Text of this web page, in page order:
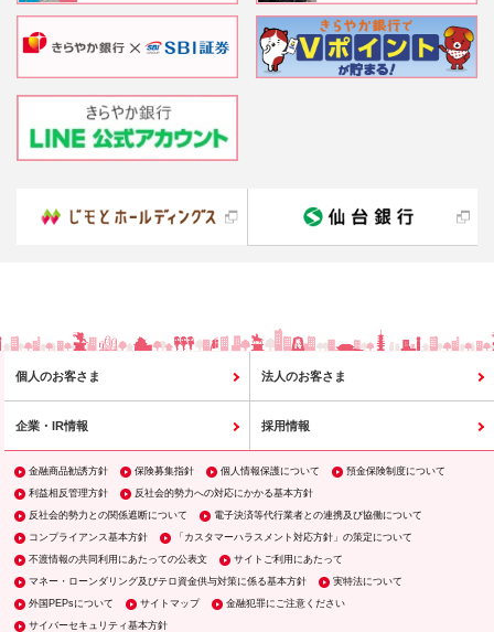
個人のお客さま 法人のお客さま
企業・IR情報 採用情報
金融商品勧誘方針 保険募集指針 個人情報保護について
預金保険制度について
利益相反管理方針
反社会的勢力への対応にかかる基本方針
反社会的勢力との関係遮断について
電子決済等代行業者との連携及び協働について
コンプライアンス基本方針
「カスタマーハラスメント対応方針」の策定について
不渡情報の共同利用にあたっての公表文
サイトご利用にあたって
マネー・ローンダリング及びテロ資金供与対策に係る基本方針
実特法について
外国PEPsについて
サイトマップ
金融犯罪にご注意ください
サイバーセキュリティ基本方針